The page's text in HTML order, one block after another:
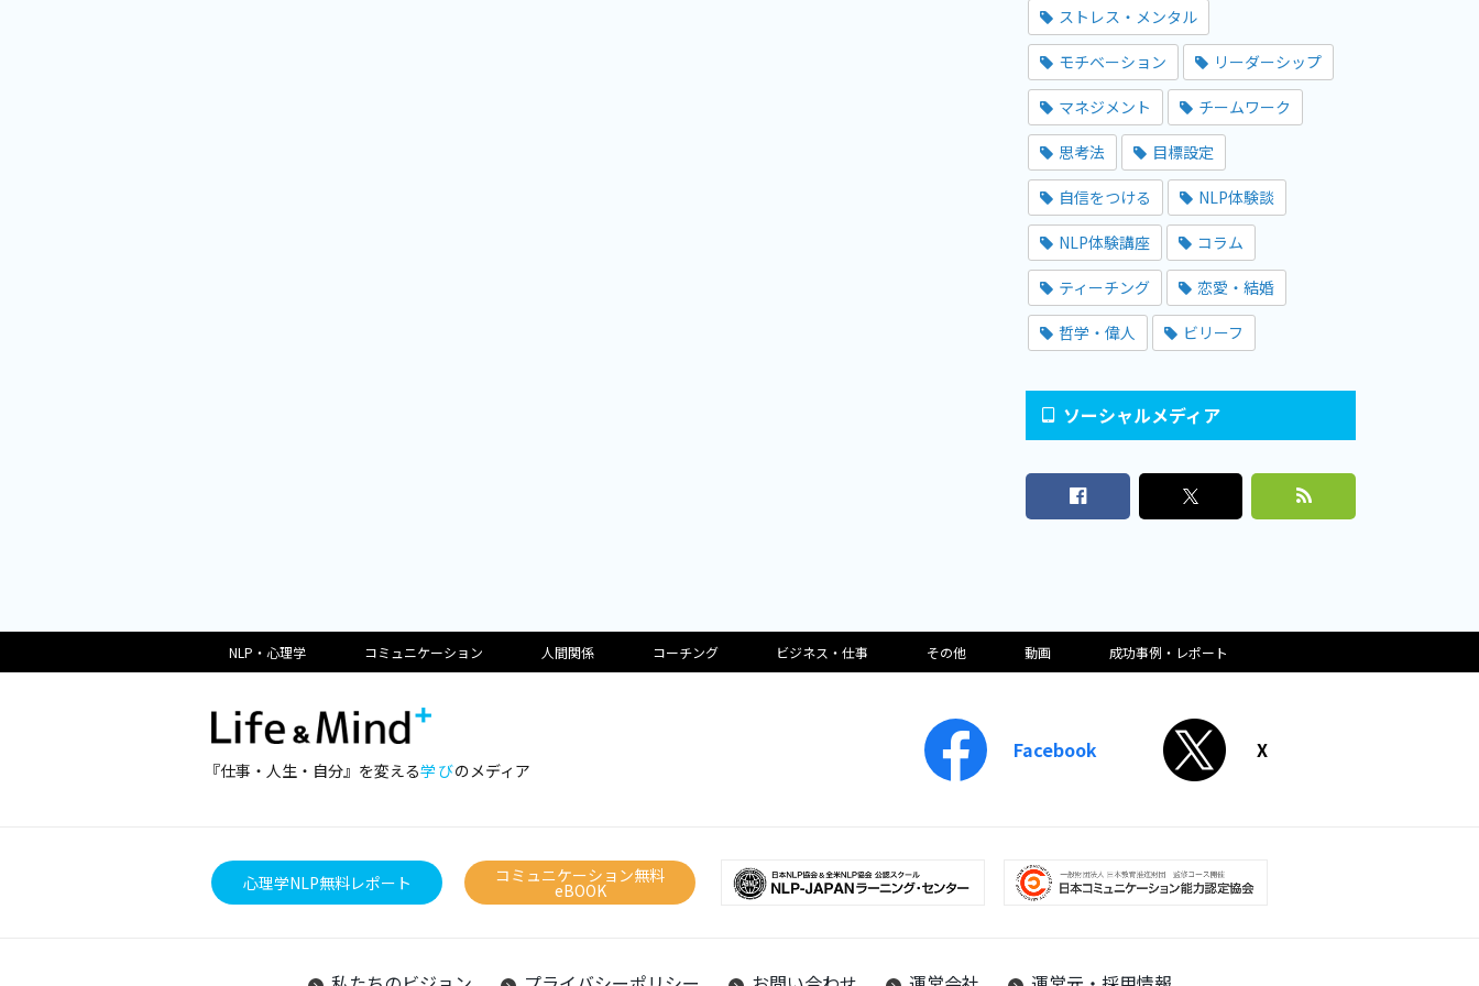
ストレス・メンタル
モチベーション リーダーシップ
マネジメント チームワーク
思考法 目標設定
自信をつける NLP体験談
NLP体験講座 コラム
ティーチング 恋愛・結婚
哲学・偉人 ビリーフ
ソーシャルメディア
NLP・心理学 コミュニケーション 人間関係 コーチング ビジネス・仕事 その他 動画 成功事例・レポート
『仕事・人生・自分』を変える学びのメディア
Facebook X
心理学NLP無料レポート コミュニケーション無料
eBOOK